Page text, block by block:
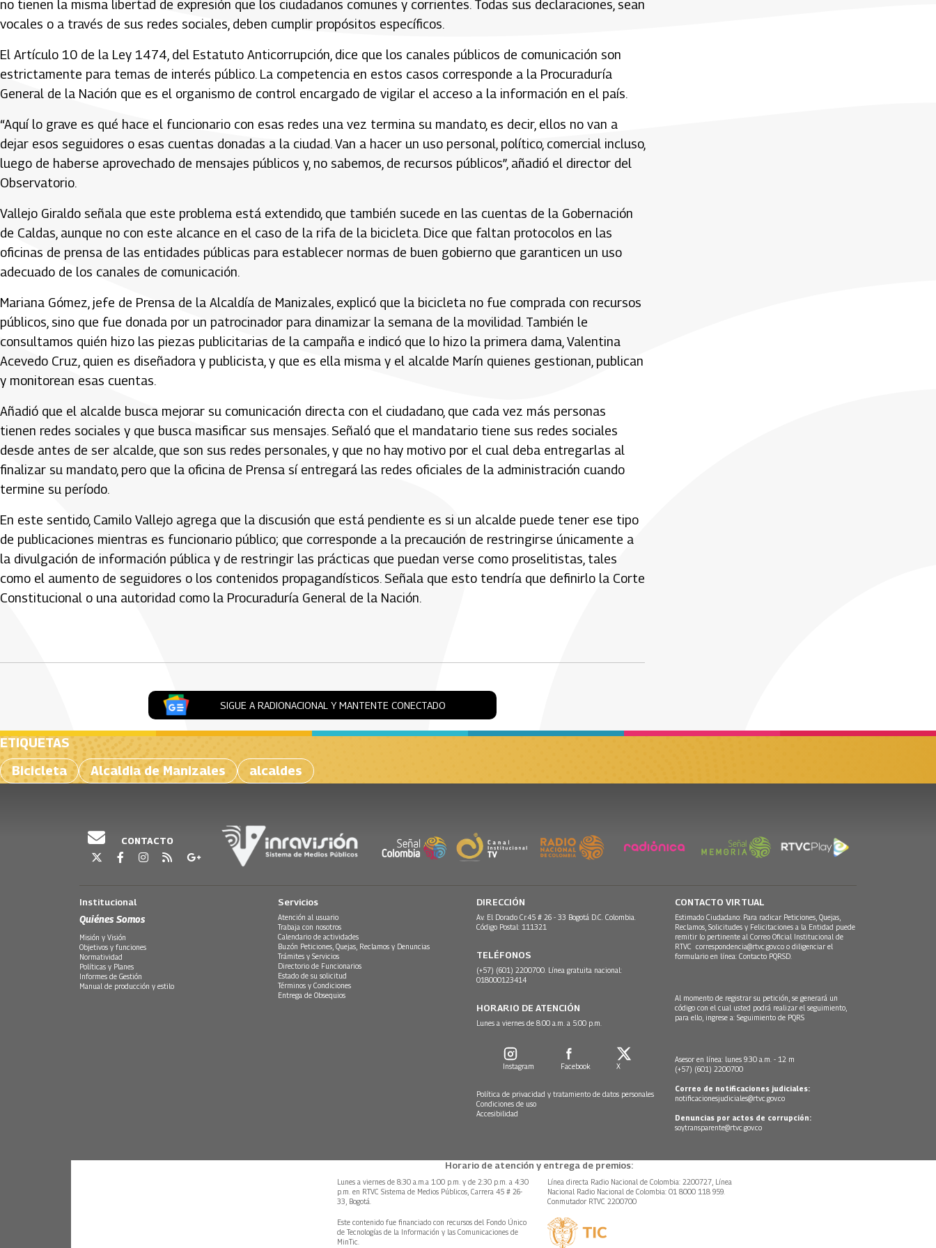
no tienen la misma libertad de expresión que los ciudadanos comunes y corrientes. Todas sus declaraciones, sean
vocales o a través de sus redes sociales, deben cumplir propósitos específicos.
El Artículo 10 de la Ley 1474, del Estatuto Anticorrupción, dice que los canales públicos de comunicación son
estrictamente para temas de interés público. La competencia en estos casos corresponde a la Procuraduría
General de la Nación que es el organismo de control encargado de vigilar el acceso a la información en el país.
“Aquí lo grave es qué hace el funcionario con esas redes una vez termina su mandato, es decir, ellos no van a
dejar esos seguidores o esas cuentas donadas a la ciudad. Van a hacer un uso personal, político, comercial incluso,
luego de haberse aprovechado de mensajes públicos y, no sabemos, de recursos públicos”, añadió el director del
Observatorio.
Vallejo Giraldo señala que este problema está extendido, que también sucede en las cuentas de la Gobernación
de Caldas, aunque no con este alcance en el caso de la rifa de la bicicleta. Dice que faltan protocolos en las
oficinas de prensa de las entidades públicas para establecer normas de buen gobierno que garanticen un uso
adecuado de los canales de comunicación.
Mariana Gómez, jefe de Prensa de la Alcaldía de Manizales, explicó que la bicicleta no fue comprada con recursos
públicos, sino que fue donada por un patrocinador para dinamizar la semana de la movilidad. También le
consultamos quién hizo las piezas publicitarias de la campaña e indicó que lo hizo la primera dama, Valentina
Acevedo Cruz, quien es diseñadora y publicista, y que es ella misma y el alcalde Marín quienes gestionan, publican
y monitorean esas cuentas.
Añadió que el alcalde busca mejorar su comunicación directa con el ciudadano, que cada vez más personas
tienen redes sociales y que busca masificar sus mensajes. Señaló que el mandatario tiene sus redes sociales
desde antes de ser alcalde, que son sus redes personales, y que no hay motivo por el cual deba entregarlas al
finalizar su mandato, pero que la oficina de Prensa sí entregará las redes oficiales de la administración cuando
termine su período.
En este sentido, Camilo Vallejo agrega que la discusión que está pendiente es si un alcalde puede tener ese tipo
de publicaciones mientras es funcionario público; que corresponde a la precaución de restringirse únicamente a
la divulgación de información pública y de restringir las prácticas que puedan verse como proselitistas, tales
como el aumento de seguidores o los contenidos propagandísticos. Señala que esto tendría que definirlo la Corte
Constitucional o una autoridad como la Procuraduría General de la Nación.
SIGUE A RADIONACIONAL Y MANTENTE CONECTADO
ETIQUETAS
Bicicleta
Alcaldia de Manizales alcaldes
CONTACTO
Institucional
Quiénes Somos
Misión y Visión
Objetivos y funciones
Normatividad
Políticas y Planes
Informes de Gestión
Manual de producción y estilo
Servicios
Atención al usuario
Trabaja con nosotros
Calendario de actividades
Buzón Peticiones, Quejas, Reclamos y Denuncias
Trámites y Servicios
Directorio de Funcionarios
Estado de su solicitud
Términos y Condiciones
Entrega de Obsequios
DIRECCIÓN
Av. El Dorado Cr.45 # 26 - 33 Bogotá D.C. Colombia.
Código Postal: 111321
TELÉFONOS
(+57) (601) 2200700. Línea gratuita nacional:
018000123414
HORARIO DE ATENCIÓN
Lunes a viernes de 8:00 a.m. a 5:00 p.m.
Instagram Facebook X
Política de privacidad y tratamiento de datos personales
Condiciones de uso
Accesibilidad
CONTACTO VIRTUAL
Estimado Ciudadano: Para radicar Peticiones, Quejas,
Reclamos, Solicitudes y Felicitaciones a la Entidad puede
remitir lo pertinente al Correo Oficial Institucional de
RTVC correspondencia@rtvc.gov.co o diligenciar el
formulario en línea: Contacto PQRSD.
Al momento de registrar su petición, se generará un
código con el cual usted podrá realizar el seguimiento,
para ello, ingrese a: Seguimiento de PQRS
Asesor en línea: lunes 9:30 a.m. - 12 m
(+57) (601) 2200700
Correo de notificaciones judiciales:
notificacionesjudiciales@rtvc.gov.co
Denuncias por actos de corrupción:
soytransparente@rtvc.gov.co
Horario de atención y entrega de premios:
Lunes a viernes de 8:30 a.m.a 1:00 p.m. y de 2:30 p.m. a 4:30
p.m. en RTVC Sistema de Medios Públicos, Carrera 45 # 26-
33, Bogotá.
Línea directa Radio Nacional de Colombia: 2200727, Línea
Nacional Radio Nacional de Colombia: 01 8000 118 959.
Conmutador RTVC 2200700
Este contenido fue financiado con recursos del Fondo Único
de Tecnologías de la Información y las Comunicaciones de
MinTic.